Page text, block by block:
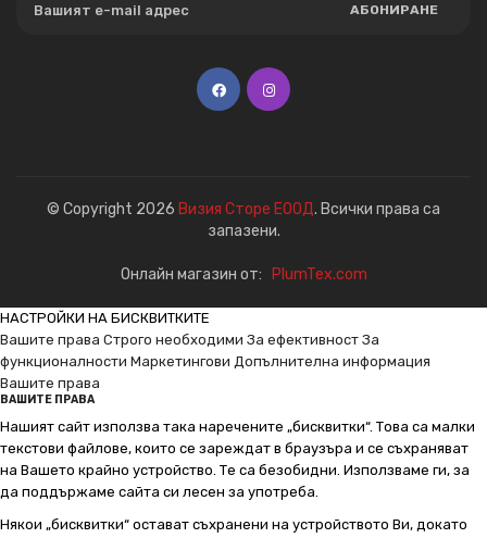
АБОНИРАНЕ
© Copyright 2026 Визия Сторе ЕООД. Всички права са
запазени.
Онлайн магазин от: PlumTex.com
НАСТРОЙКИ НА БИСКВИТКИТЕ
Вашите права Строго необходими За ефективност За
функционалности Маркетингови Допълнителна информация
Вашите права
ВАШИТЕ ПРАВА
Нашият сайт използва така наречените „бисквитки“. Това са малки
текстови файлове, които се зареждат в браузъра и се съхраняват
на Вашето крайно устройство. Те са безобидни. Използваме ги, за
да поддържаме сайта си лесен за употреба.
Някои „бисквитки“ остават съхранени на устройството Ви, докато